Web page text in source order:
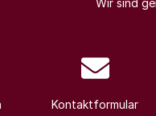
Wir sind
Kontaktformular